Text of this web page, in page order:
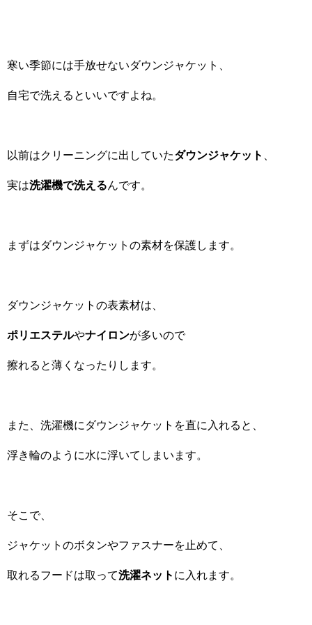
寒い季節には手放せないダウンジャケット、
自宅で洗えるといいですよね。
以前はクリーニングに出していたダウンジャケット
実は洗濯機で洗えるんです。
まずはダウンジャケットの素材を保護します。
ダウンジャケットの表素材は、
ポリエステルやナイロンが多いので
擦れると薄くなったりします。
また、洗濯機にダウンジャケットを直に入れると、
浮き輪のように水に浮いてしまいます。
そこで、
ジャケットのボタンやファスナーを止めて、
取れるフードは取って洗濯ネット に入れます。